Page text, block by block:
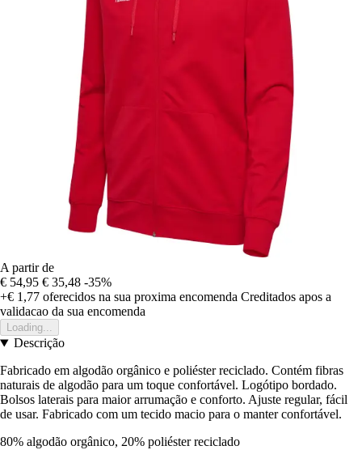
A partir de
€ 54,95 € 35,48 -35%
+€ 1,77 oferecidos na sua proxima encomenda Creditados apos a
validacao da sua encomenda
Loading...
Descrição
Fabricado em algodão orgânico e poliéster reciclado. Contém fibras
naturais de algodão para um toque confortável. Logótipo bordado.
Bolsos laterais para maior arrumação e conforto. Ajuste regular, fácil
de usar. Fabricado com um tecido macio para o manter confortável.
80% algodão orgânico, 20% poliéster reciclado